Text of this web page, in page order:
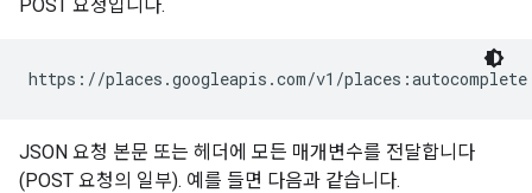
POST 요청입니다.
JSON 요청 본문 또는 헤더에 모든 매개변수를 전달합니다
(POST 요청의 일부). 예를 들면 다음과 같습니다.